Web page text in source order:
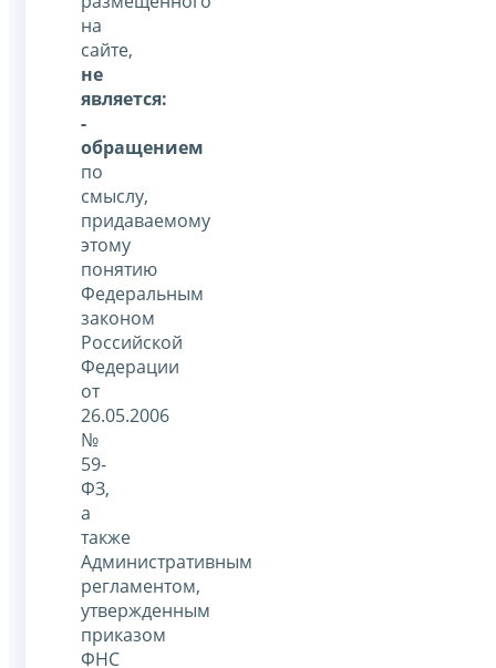
на
сайте,
не
является:
-
обращением
по
смыслу,
придаваемому
этому
понятию
Федеральным
законом
Российской
Федерации
от
26.05.2006
№
59-
ФЗ,
а
также
Административным
регламентом,
утвержденным
приказом
ФНС